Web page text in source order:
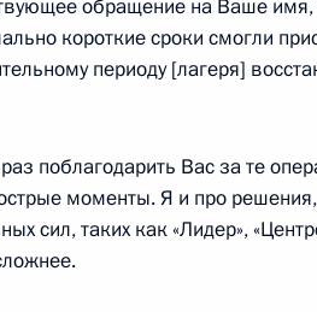
Информационные
ресурсы
Президента России
Конституция России
Государственная
символика
обращение на Ваше
короткие сроки смогли
периоду [лагеря]
поблагодарить Вас за те
моменты. Я и про
сил, таких как «Лидер»,